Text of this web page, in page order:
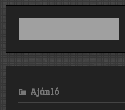
(2024)
Ajánló